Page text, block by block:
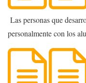
Las personas que
personalmente con los